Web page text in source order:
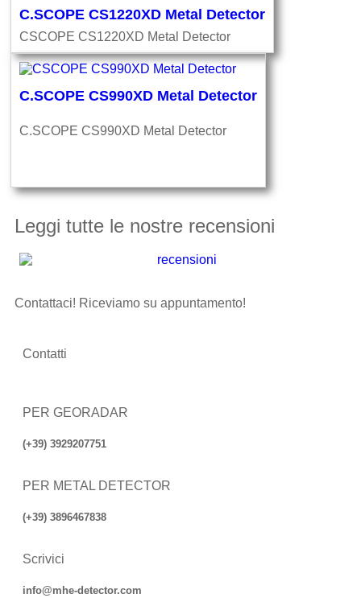
C.SCOPE CS1220XD Metal Detector
CSCOPE CS1220XD Metal Detector
C.SCOPE CS990XD Metal Detector
C.SCOPE CS990XD Metal Detector
Leggi tutte le nostre recensioni
Contattaci! Riceviamo su appuntamento!
Contatti
PER GEORADAR
(+39) 3929207751
PER METAL DETECTOR
(+39) 3896467838
Scrivici
info@mhe-detector.com